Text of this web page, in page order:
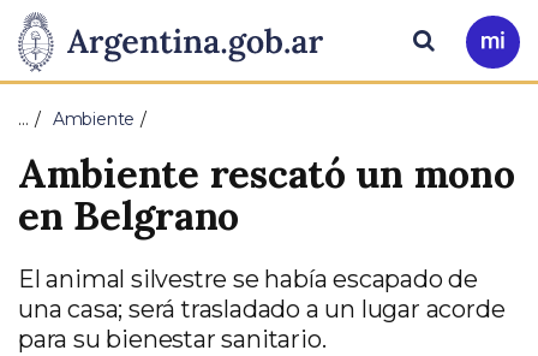
Presidencia
de
Nación
Pasar al contenido principal
Ir
a
Buscar
… Ambiente
Ambiente rescató un mono
en Belgrano
El animal silvestre se había escapado de
una casa; será trasladado a un lugar acorde
para su bienestar sanitario.